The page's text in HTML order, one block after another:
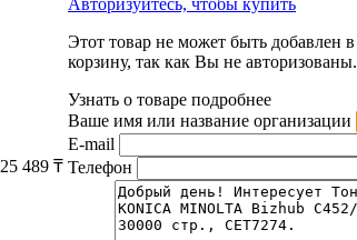
25 489 ₸
Авторизуйтесь, чтобы купить
Этот товар не может быть добавлен в
корзину, так как Вы не авторизованы.
Узнать о товаре подробнее
Ваше имя или название организации
E-mail
Телефон